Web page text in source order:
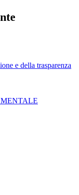
e della trasparenza